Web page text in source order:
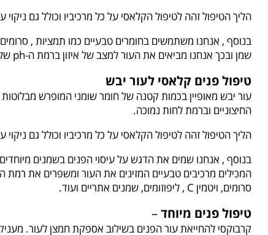
הליך הטיפול זהה לטיפול הקלאסי על כל מרכיביו וכולל גם ניקוי
בנוסף , אנחנו משתמשים בחומרים טבעיים כמו תמציות , סרומים
שמן ובכך אנחנו מביאים את העור למצב של איזון ברמת ה-ph שלו.
טיפול פנים קלאסי לעור יבש
עור יבש מאופיין בכמות קטנה של חומר שומני המופרש
החיצוניים וברמת לחות נמוכה.
הליך הטיפול זהה לטיפול הקלאסי על כל מרכיביו וכולל גם ניקוי
בנוסף , אנחנו שמים את הדגש על עיסוי הפנים בשמנים
המכילים מרכיבים טבעיים המזינים את העור ומשפרים את רמת
סרומים, ויטמין C , ליפוזומים, שמנים אתריים ועוד.
טיפול פנים מיוחד–
קרבוקסי להחייאת עור הפנים בשילוב אספקת חמצן לעור. מעניק